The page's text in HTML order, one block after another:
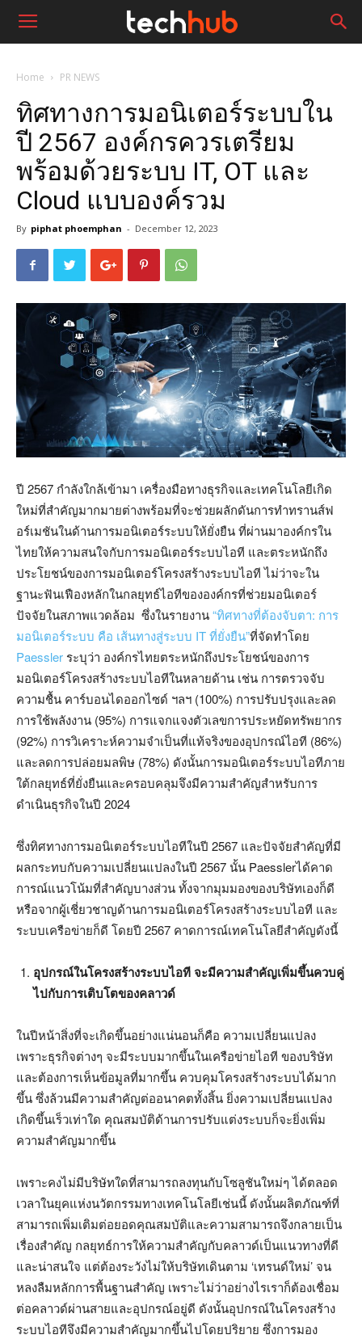
Home PR NEWS
ทิศทางการมอนิเตอร์ระบบใน
ปี 2567 องค์กรควรเตรียม
พร้อมด้วยระบบ IT, OT และ
Cloud แบบองค์รวม
By piphat phoemphan - December 12, 2023
ปี 2567 กำลังใกล้เข้ามา เครื่องมือทางธุรกิจและเทคโนโลยีเกิด
ใหม่ที่สำคัญมากมายต่างพร้อมที่จะช่วยผลักดันการทำทรานส์ฟ
อร์เมชันในด้านการมอนิเตอร์ระบบให้ยั่งยืน ที่ผ่านมาองค์กรใน
ไทยให้ความสนใจกับการมอนิเตอร์ระบบไอที และตระหนักถึง
ประโยชน์ของการมอนิเตอร์โครงสร้างระบบไอที ไม่ว่าจะใน
ฐานะฟันเฟืองหลักในกลยุทธ์ไอทีขององค์กรที่ช่วยมอนิเตอร์
ปัจจัยในสภาพแวดล้อม ซึ่งในรายงาน“ทิศทางที่ต้องจับตา: การ
มอนิเตอร์ระบบ คือ เส้นทางสู่ระบบ IT ที่ยั่งยืน”ที่จัดทำโดย
Paessler ระบุว่า องค์กรไทยตระหนักถึงประโยชน์ของการ
มอนิเตอร์โครงสร้างระบบไอทีในหลายด้าน เช่น การตรวจจับ
ความชื้น คาร์บอนไดออกไซด์ ฯลฯ (100%) การปรับปรุงและลด
การใช้พลังงาน (95%) การแจกแจงตัวเลขการประหยัดทรัพยากร
(92%) การวิเคราะห์ความจำเป็นที่แท้จริงของอุปกรณ์ไอที (86%)
และลดการปล่อยมลพิษ (78%) ดังนั้นการมอนิเตอร์ระบบไอทีภาย
ใต้กลยุทธ์ที่ยั่งยืนและครอบคลุมจึงมีความสำคัญสำหรับการ
ดำเนินธุรกิจในปี 2024
ซึ่งทิศทางการมอนิเตอร์ระบบไอทีในปี 2567 และปัจจัยสำคัญที่มี
ผลกระทบกับความเปลี่ยนแปลงในปี 2567 นั้น Paesslerได้คาด
การณ์แนวโน้มที่สำคัญบางส่วน ทั้งจากมุมมองของบริษัทเองก็ดี
หรือจากผู้เชี่ยวชาญด้านการมอนิเตอร์โครงสร้างระบบไอที และ
ระบบเครือข่ายก็ดี โดยปี 2567 คาดการณ์เทคโนโลยีสำคัญดังนี้
อุปกรณ์ในโครงสร้างระบบไอที จะมีความสำคัญเพิ่มขึ้นควบคู่
ไปกับการเติบโตของคลาวด์
ในปีหน้าสิ่งที่จะเกิดขึ้นอย่างแน่นอนก็คือ ความเปลี่ยนแปลง
เพราะธุรกิจต่างๆ จะมีระบบมากขึ้นในเครือข่ายไอที ของบริษัท
และต้องการเห็นข้อมูลที่มากขึ้น ควบคุมโครงสร้างระบบได้มาก
ขึ้น ซึ่งล้วนมีความสำคัญต่ออนาคตทั้งสิ้น ยิ่งความเปลี่ยนแปลง
เกิดขึ้นเร็วเท่าใด คุณสมบัติด้านการปรับแต่งระบบก็จะยิ่งเพิ่ม
ความสำคัญมากขึ้น
เพราะคงไม่มีบริษัทใดที่สามารถลงทุนกับโซลูชันใหม่ๆ ได้ตลอด
เวลาในยุคแห่งนวัตกรรมทางเทคโนโลยีเช่นนี้ ดังนั้นผลิตภัณฑ์ที่
สามารถเพิ่มเติมต่อยอดคุณสมบัติและความสามารถจึงกลายเป็น
เรื่องสำคัญ กลยุทธ์การให้ความสำคัญกับคลาวด์เป็นแนวทางที่ดี
และน่าสนใจ แต่ต้องระวังไม่ให้บริษัทเดินตาม ‘เทรนด์ใหม่’ จน
หลงลืมหลักการพื้นฐานสำคัญ เพราะไม่ว่าอย่างไรเราก็ต้องเชื่อม
ต่อคลาวด์ผ่านสายและอุปกรณ์อยู่ดี ดังนั้นอุปกรณ์ในโครงสร้าง
ระบบไอทีจึงมีความสำคัญมากขึ้นไปโดยปริยาย ซึ่งการมอง